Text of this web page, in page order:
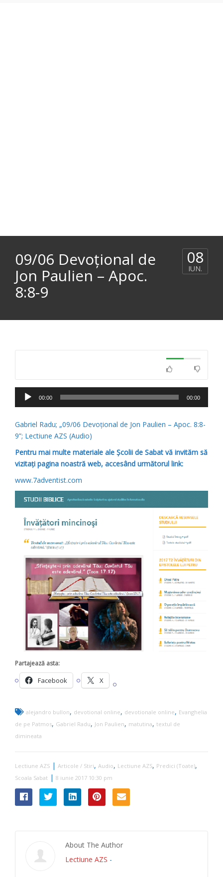
09/06 Devoțional de
Jon Paulien – Apoc.
8:8-9
08
IUN.
Player
audio
00:00 00:00
Gabriel Radu; „09/06 Devoțional de Jon Paulien – Apoc. 8:8-
9”; Lectiune AZS (Audio)
Pentru mai multe materiale ale Școlii de Sabat vă invităm să
vizitați pagina noastră web, accesând următorul link:
www.7adventist.com
Partajează asta:
Facebook X
alejandro bullon, devotional online, devotionale online, Evanghelia
de pe Patmos, Gabriel Radu, Jon Paulien, matutina, textul de
dimineata
Lectiune AZS | Articole / Stiri, Audio, Lectiune AZS, Predici (Toate),
Scoala Sabat | 8 iunie 2017 10:30 pm
About The Author
Lectiune AZS -